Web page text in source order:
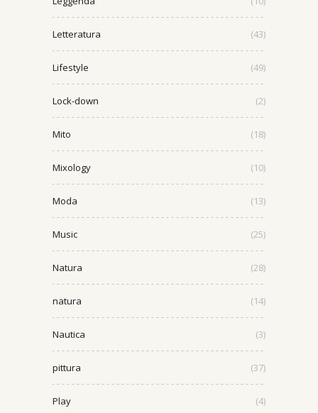
Letteratura (43)
Lifestyle (49)
Lock-down (2)
Mito (18)
Mixology (10)
Moda (13)
Music (25)
Natura (28)
natura (14)
Nautica (3)
pittura (37)
Play (4)